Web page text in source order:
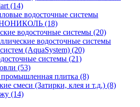
(14)
водосточные системы
(18)
водосточные системы (20)
водосточные системы
(AquaSystem) (20)
системы (21)
(53)
плитка (8)
смеси (Затирки, клея и т.д.) (8)
(14)